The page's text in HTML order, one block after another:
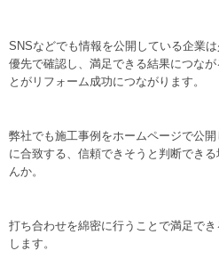
SNSなどでも情報を公開している企業
優先で確認し、満足できる結果につな
とがリフォーム成功につながります。
弊社でも施工事例をホームページで公
に合致する、信頼できそうと判断でき
んか。
打ち合わせを綿密に行うことで満足で
します。